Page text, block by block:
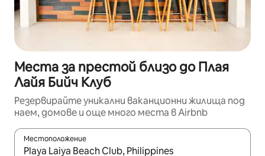
Места за престой близо до Плая
Лайя Бийч Клуб
Резервирайте уникални ваканционни жилища под
наем, домове и още много места в Airbnb
Местоположение
Когато резултатите се покажат, използвайте